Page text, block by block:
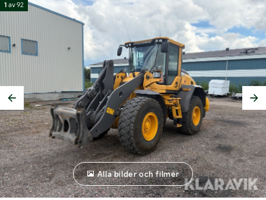
1 av92
Alla bilder och filmer